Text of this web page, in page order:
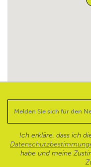
Ich erkläre, dass ich
habe und meine